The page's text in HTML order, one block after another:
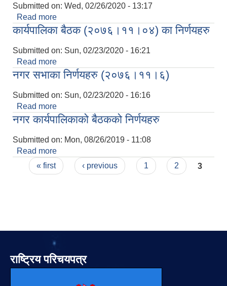
Submitted on: Wed, 02/26/2020 - 13:17
Read more
कार्यपालिका बैठक (२०७६।११।०४) का निर्णयहरु
Submitted on: Sun, 02/23/2020 - 16:21
Read more
नगर सभाका निर्णयहरु (२०७६।११।६)
Submitted on: Sun, 02/23/2020 - 16:16
Read more
नगर कार्यपालिकाको बैठकको निर्णयहरु
Submitted on: Mon, 08/26/2019 - 11:08
Read more
Pages
« first ‹ previous 1 2 3
राष्ट्रिय परिचयपत्र